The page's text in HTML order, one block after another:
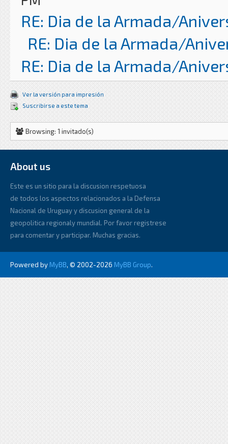
RE: Dia de la Armada/
RE: Dia de la Armada/
RE: Dia de la Armada/
Ver la versión para impresión
Suscribirse a este tema
Browsing: 1 invitado(s)
About us
Este es un sitio para la discusion respetuosa
de todos los aspectos relacionados a la Defensa
Nacional de Uruguay y discusion general de la
geopolitica regionaly mundial. Por favor registrese
para comentar y participar. Muchas gracias.
Powered by MyBB, © 2002-2026 MyBB Group.